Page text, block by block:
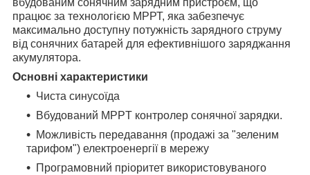
вбудованим сонячним зарядним пристроєм, що
працює за технологією МРРТ, яка забезпечує
максимально доступну потужність зарядного струму
від сонячних батарей для ефективнішого заряджання
акумулятора.
Основні характеристики
Чиста синусоїда
Вбудований MPPT контролер сонячної зарядки.
Можливість передавання (продажі за "зеленим
тарифом") електроенергії в мережу
Програмовний пріоритет використовуваного